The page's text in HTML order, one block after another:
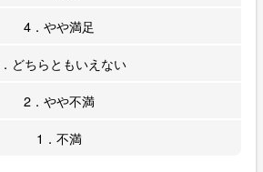
4．やや満足
どちらともいえない
2．やや不満
1．不満